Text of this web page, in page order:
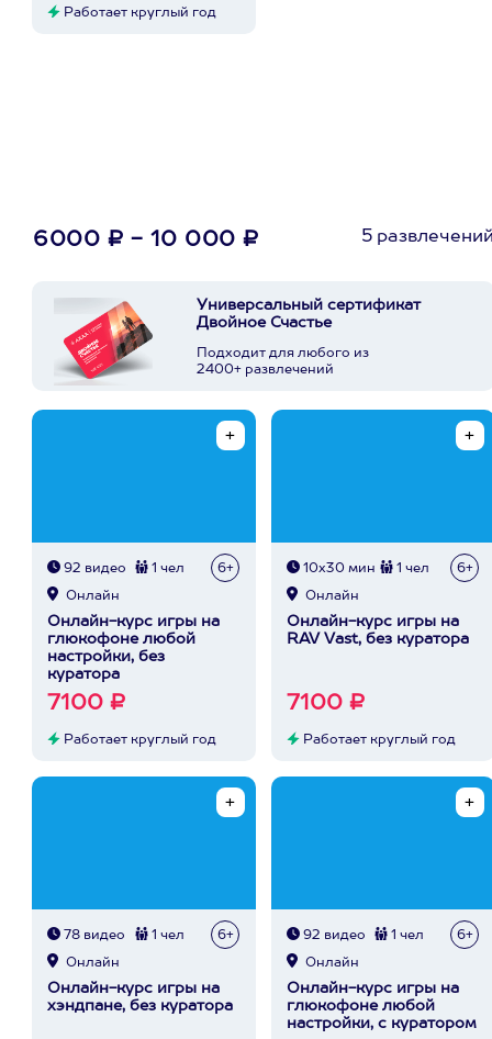
Работает круглый год
6000 ₽ - 10 000 ₽ 5
Универсальный сертификат
Двойное Счастье
Подходит для любого из
2400+ развлечений
92 видео 1 чел 6+
Онлайн
Онлайн-курс игры на
глюкофоне любой
настройки, без
куратора
7100 ₽
Работает круглый год
10х30 мин 1 чел 6+
Онлайн
Онлайн-курс игры на
RAV Vast, без куратора
7100 ₽
Работает круглый год
78 видео 1 чел 6+
Онлайн
Онлайн-курс игры на
хэндпане, без куратора
92 видео 1 чел 6+
Онлайн
Онлайн-курс игры на
глюкофоне любой
настройки, с куратором